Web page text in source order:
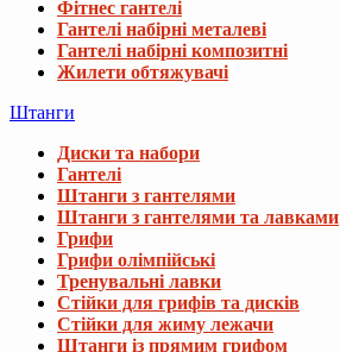
Фітнес гантелі
Гантелі набірні металеві
Гантелі набірні композитні
Жилети обтяжувачі
Штанги
Диски та набори
Гантелі
Штанги з гантелями
Штанги з гантелями та лавками
Грифи
Грифи олімпійські
Тренувальні лавки
Стійки для грифів та дисків
Стійки для жиму лежачи
Штанги із прямим грифом